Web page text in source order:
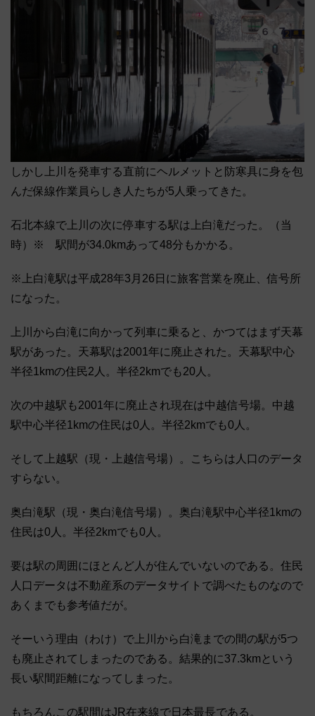
しかし上川を発車する直前にヘルメットと防寒具に身を包
んだ保線作業員らしき人たちが5人乗ってきた。
石北本線で上川の次に停車する駅は上白滝だった。（当
時）※ 駅間が34.0kmあって48分もかかる。
※上白滝駅は平成28年3月26日に旅客営業を廃止、信号所
になった。
上川から白滝に向かって列車に乗ると、かつてはまず天幕
駅があった。天幕駅は2001年に廃止された。天幕駅中心
半径1kmの住民2人。半径2kmでも20人。
次の中越駅も2001年に廃止され現在は中越信号場。中越
駅中心半径1kmの住民は0人。半径2kmでも0人。
そして上越駅（現・上越信号場）。こちらは人口のデータ
すらない。
奥白滝駅（現・奥白滝信号場）。奥白滝駅中心半径1kmの
住民は0人。半径2kmでも0人。
要は駅の周囲にほとんど人が住んでいないのである。住民
人口データは不動産系のデータサイトで調べたものなので
あくまでも参考値だが。
そーいう理由（わけ）で上川から白滝までの間の駅が5つ
も廃止されてしまったのである。結果的に37.3kmという
長い駅間距離になってしまった。
もちろんこの駅間はJR在来線で日本最長である。